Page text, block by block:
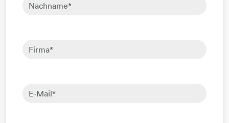
Nachname*
Firma*
E-Mail*